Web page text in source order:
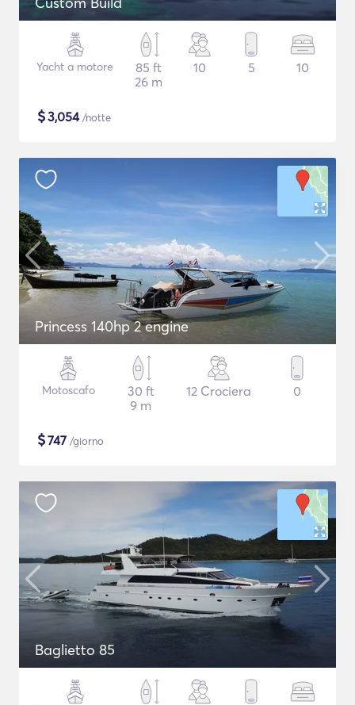
Yacht a motore
85 ft
26 m
10 5 10
$3,054/notte
Princess 140hp 2 engine
Motoscafo
30 ft
9 m
12 Crociera 0
$747 /giorno
Baglietto 85